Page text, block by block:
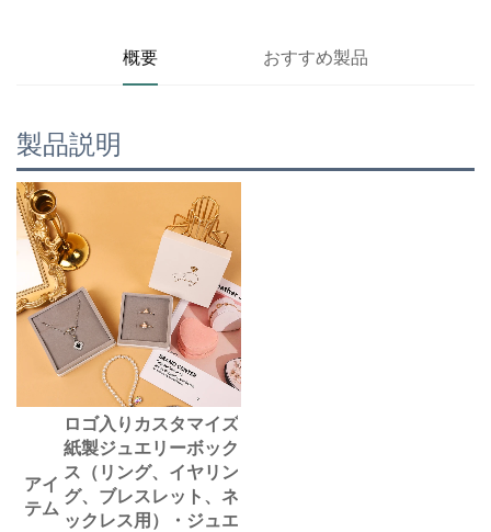
概要 おすすめ製品
製品説明
アイ
テム
ロゴ入りカスタマイズ
紙製ジュエリーボック
ス（リング、イヤリン
グ、ブレスレット、ネ
ックレス用）・ジュエ